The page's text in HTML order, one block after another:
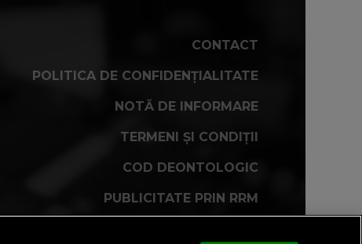
CONTACT
POLITICA DE CONFIDENȚIALITATE
NOTĂ DE INFORMARE
TERMENI ȘI CONDIȚII
COD DEONTOLOGIC
PUBLICITATE PRIN RRM